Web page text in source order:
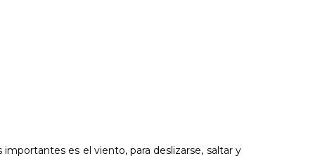
es el viento, para deslizarse, saltar y